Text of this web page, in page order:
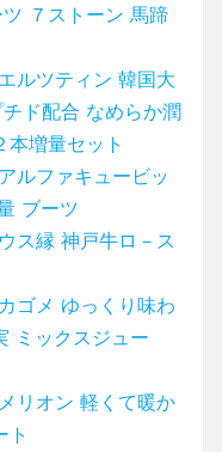
７ストーン 馬蹄
ルツティン 韓国大
ド配合 なめらか潤
増量セット
ルファキュービッ
ブーツ
ス縁 神戸牛ロ－ス
ゴメ ゆっくり味わ
ミックスジュー
リオン 軽くて暖か
ト